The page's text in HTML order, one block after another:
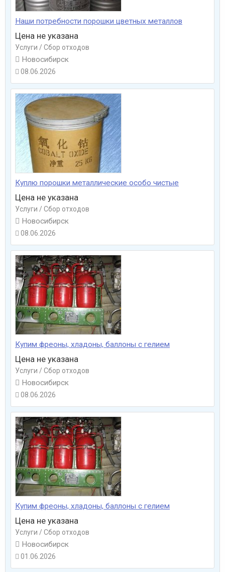
Наши потребности порошки цветных металлов
Цена не указана
Услуги / Сбор отходов
 Новосибирск
 08.06.2026
Куплю порошки металлические особо чистые
Цена не указана
Услуги / Сбор отходов
 Новосибирск
 08.06.2026
Купим фреоны, хладоны, баллоны с гелием
Цена не указана
Услуги / Сбор отходов
 Новосибирск
 08.06.2026
Купим фреоны, хладоны, баллоны с гелием
Цена не указана
Услуги / Сбор отходов
 Новосибирск
 01.06.2026